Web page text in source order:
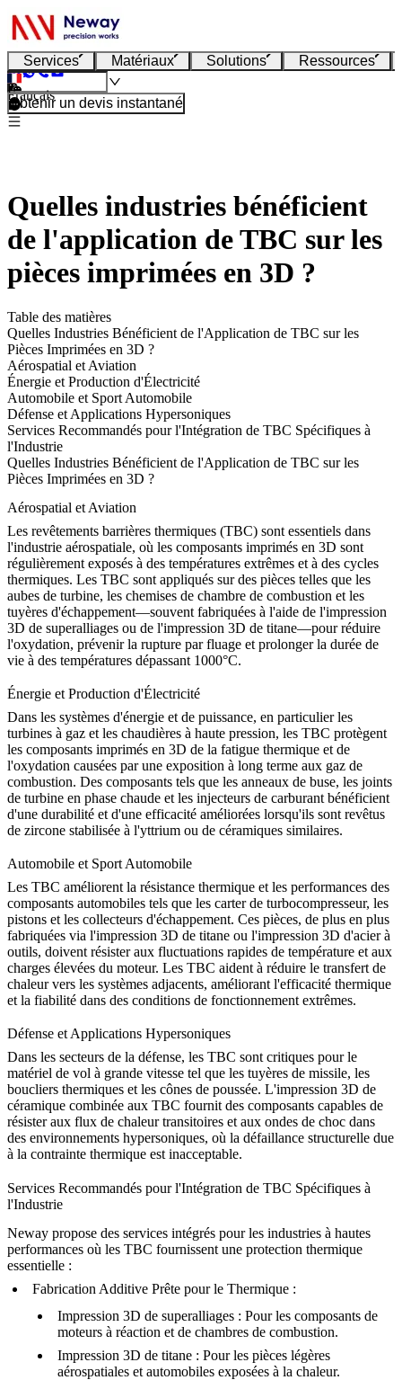
Services Matériaux Solutions Ressources
Français
Obtenir un devis instantané
Quelles industries bénéficient
de l'application de TBC sur les
pièces imprimées en 3D ?
Table des matières
Quelles Industries Bénéficient de l'Application de TBC sur les
Pièces Imprimées en 3D ?
Aérospatial et Aviation
Énergie et Production d'Électricité
Automobile et Sport Automobile
Défense et Applications Hypersoniques
Services Recommandés pour l'Intégration de TBC Spécifiques à
l'Industrie
Quelles Industries Bénéficient de l'Application de TBC sur les
Pièces Imprimées en 3D ?
Aérospatial et Aviation
Les revêtements barrières thermiques (TBC) sont essentiels dans
l'industrie aérospatiale, où les composants imprimés en 3D sont
régulièrement exposés à des températures extrêmes et à des cycles
thermiques. Les TBC sont appliqués sur des pièces telles que les
aubes de turbine, les chemises de chambre de combustion et les
tuyères d'échappement—souvent fabriquées à l'aide de l'impression
3D de superalliages ou de l'impression 3D de titane—pour réduire
l'oxydation, prévenir la rupture par fluage et prolonger la durée de
vie à des températures dépassant 1000°C.
Énergie et Production d'Électricité
Dans les systèmes d'énergie et de puissance, en particulier les
turbines à gaz et les chaudières à haute pression, les TBC protègent
les composants imprimés en 3D de la fatigue thermique et de
l'oxydation causées par une exposition à long terme aux gaz de
combustion. Des composants tels que les anneaux de buse, les joints
de turbine en phase chaude et les injecteurs de carburant bénéficient
d'une durabilité et d'une efficacité améliorées lorsqu'ils sont revêtus
de zircone stabilisée à l'yttrium ou de céramiques similaires.
Automobile et Sport Automobile
Les TBC améliorent la résistance thermique et les performances des
composants automobiles tels que les carter de turbocompresseur, les
pistons et les collecteurs d'échappement. Ces pièces, de plus en plus
fabriquées via l'impression 3D de titane ou l'impression 3D d'acier à
outils, doivent résister aux fluctuations rapides de température et aux
charges élevées du moteur. Les TBC aident à réduire le transfert de
chaleur vers les systèmes adjacents, améliorant l'efficacité thermique
et la fiabilité dans des conditions de fonctionnement extrêmes.
Défense et Applications Hypersoniques
Dans les secteurs de la défense, les TBC sont critiques pour le
matériel de vol à grande vitesse tel que les tuyères de missile, les
boucliers thermiques et les cônes de poussée. L'impression 3D de
céramique combinée aux TBC fournit des composants capables de
résister aux flux de chaleur transitoires et aux ondes de choc dans
des environnements hypersoniques, où la défaillance structurelle due
à la contrainte thermique est inacceptable.
Services Recommandés pour l'Intégration de TBC Spécifiques à
l'Industrie
Neway propose des services intégrés pour les industries à hautes
performances où les TBC fournissent une protection thermique
essentielle :
Fabrication Additive Prête pour le Thermique :
Impression 3D de superalliages : Pour les composants de
moteurs à réaction et de chambres de combustion.
Impression 3D de titane : Pour les pièces légères
aérospatiales et automobiles exposées à la chaleur.